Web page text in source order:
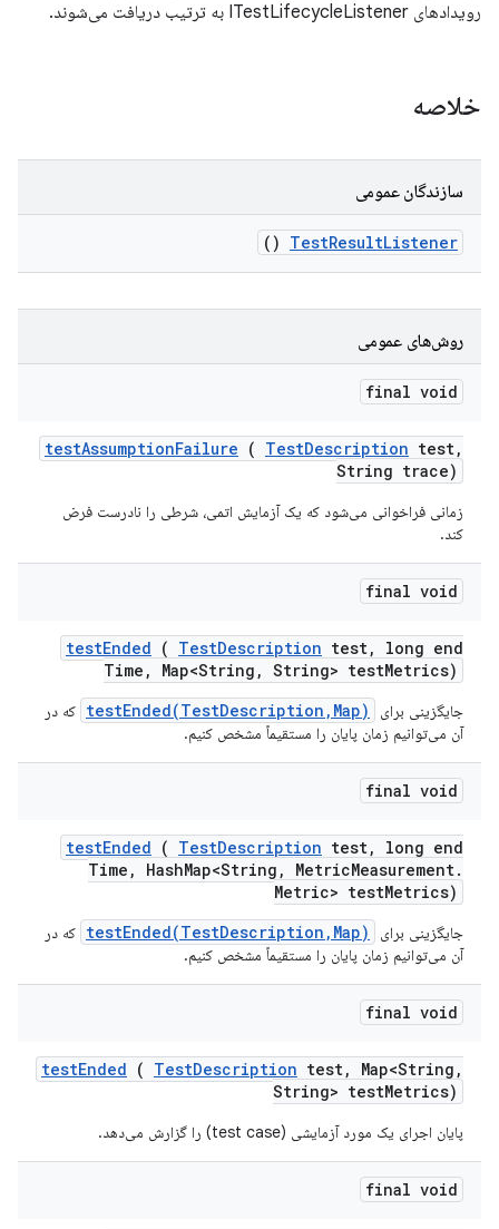
رویدادهای ITestLifecycleListener به ترتیب دریافت می‌شوند.
خلاصه
سازندگان عمومی
TestResultListener
()
روش‌های عمومی
final void
testAssumptionFailure ( TestDescription test,
String trace)
زمانی فراخوانی می‌شود که یک آزمایش اتمی، شرطی را نادرست فرض
کند.
final void
testEnded ( TestDescription test,
long end
Time , Map<String , String> testMetrics)
جایگزینی برای testEnded(TestDescription,Map) که در
آن می‌توانیم زمان پایان را مستقیماً مشخص کنیم.
final void
testEnded ( TestDescription test,
long end
Time , HashMap<String , MetricMeasurement.
Metric> testMetrics)
جایگزینی برای testEnded(TestDescription,Map) که در
آن می‌توانیم زمان پایان را مستقیماً مشخص کنیم.
final void
testEnded ( TestDescription test, Map<String ,
String> testMetrics)
پایان اجرای یک مورد آزمایشی (test case) را گزارش می‌دهد.
final void